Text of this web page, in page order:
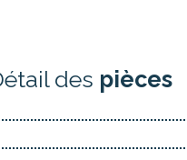
des pièces